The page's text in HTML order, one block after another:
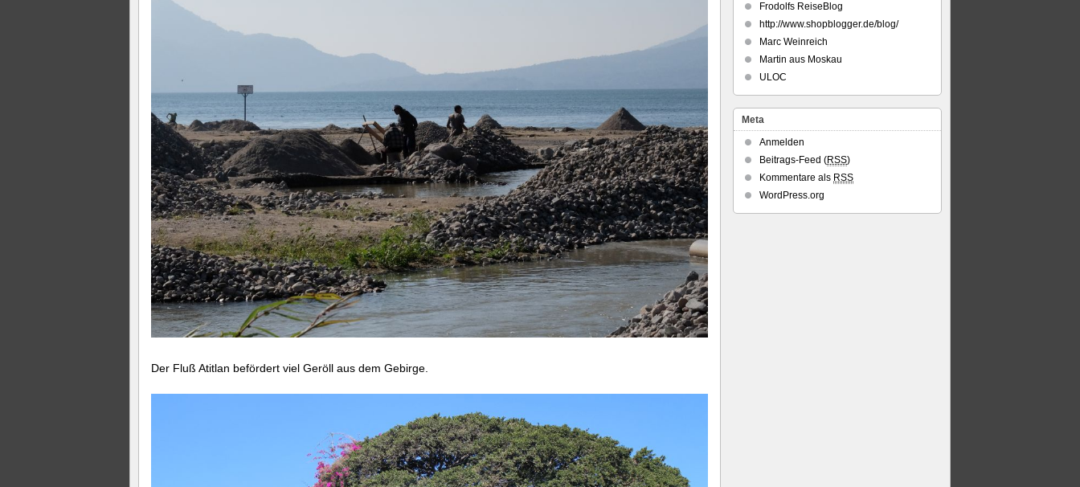
Der Fluß Atitlan befördert viel Geröll aus dem Gebirge.
Frodolfs ReiseBlog
http://www.shopblogger.de/blog/
Marc Weinreich
Martin aus Moskau
ULOC
Meta
Anmelden
Beitrags-Feed (RSS)
Kommentare als RSS
WordPress.org